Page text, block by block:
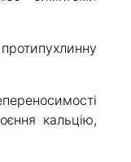
кальцію,